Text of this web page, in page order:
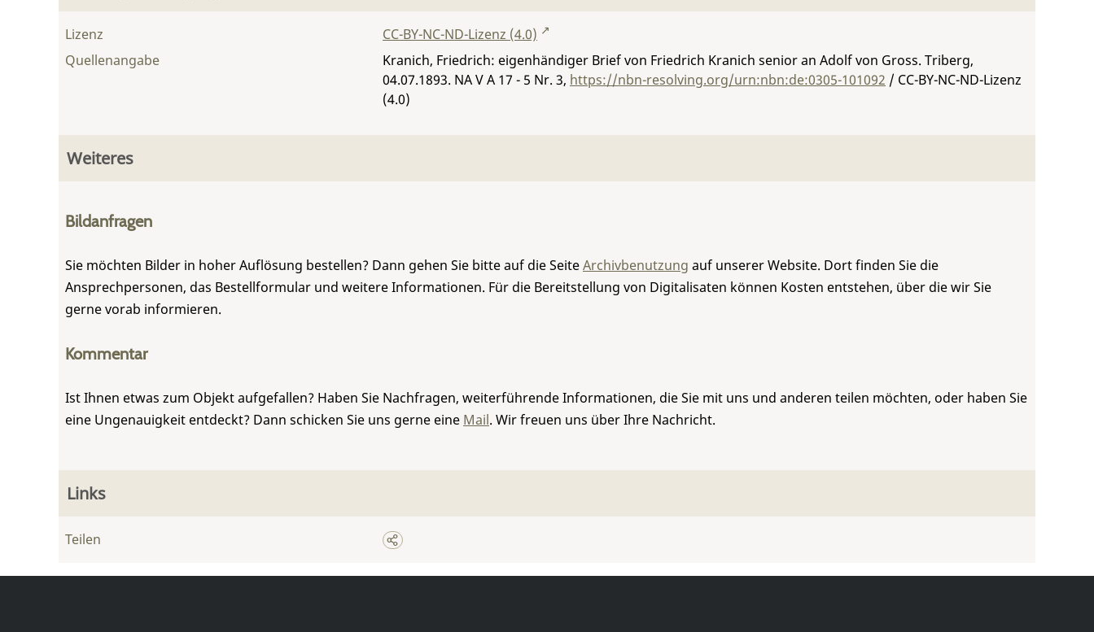
Lizenz
CC-BY-NC-ND-Lizenz (4.0)
Quellenangabe
Kranich, Friedrich: eigenhändiger Brief von Friedrich Kranich senior an Adolf von Gross. Triberg,
04.07.1893. NA V A 17 - 5 Nr. 3, https://nbn-resolving.org/urn:nbn:de:0305-101092 / CC-BY-NC-ND-Lizenz
(4.0)
Weiteres
Bildanfragen
Sie möchten Bilder in hoher Auflösung bestellen? Dann gehen Sie bitte auf die SeiteArchivbenutzung auf unserer Website. Dort finden Sie die
Ansprechpersonen, das Bestellformular und weitere Informationen. Für die Bereitstellung von Digitalisaten können Kosten entstehen, über die wir Sie
gerne vorab informieren.
Kommentar
Ist Ihnen etwas zum Objekt aufgefallen? Haben Sie Nachfragen, weiterführende Informationen, die Sie mit uns und anderen teilen möchten, oder haben Sie
eine Ungenauigkeit entdeckt? Dann schicken Sie uns gerne eine Mail. Wir freuen uns über Ihre Nachricht.
Links
Teilen